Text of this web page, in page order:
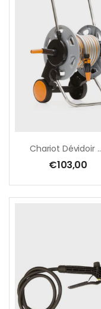
Chariot Dévidoir Avec
€103,00